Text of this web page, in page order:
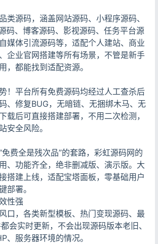
类源码，涵盖网站源码、小程序源码、
码、博客源码、影视源码、任务平台源
媒体引流源码等，适配个人建站、商业
企业官网搭建等所有场景，不管是新手
，都能找到适配资源。
！平台所有免费源码均经过人工查杀后
、修复BUG，无暗链、无捆绑木马、无
载后可直接搭建部署，不用二次检测，
安全风险。
费全是残次品”的套路，彩虹源码网的
、功能齐全，绝非删减版、演示版。大
搭建上线，适配宝塔面板，零基础用户
部署。
性强
口，各类新型模板、热门变现源码、最
会实时更新，不会出现源码版本老旧、
、服务器环境的情况。